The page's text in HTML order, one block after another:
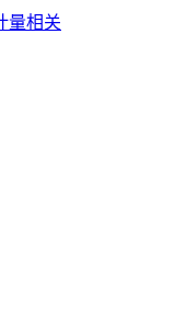
量相关